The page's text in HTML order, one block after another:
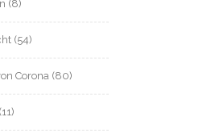
(8)
(54)
Corona (80)
(11)